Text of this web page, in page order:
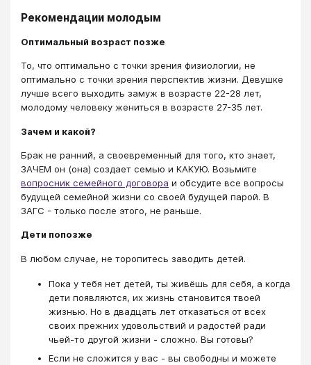
Рекомендации молодым
Оптимальный возраст позже
То, что оптимально с точки зрения физиологии, не
оптимально с точки зрения перспектив жизни. Девушке
лучше всего выходить замуж в возрасте 22-28 лет,
молодому человеку жениться в возрасте 27-35 лет.
Зачем и какой?
Брак не ранний, а своевременный для того, кто знает,
ЗАЧЕМ он (она) создает семью и КАКУЮ. Возьмите
вопросник семейного договора и обсудите все вопросы
будущей семейной жизни со своей будущей парой. В
ЗАГС - только после этого, не раньше.
Дети попозже
В любом случае, не торопитесь заводить детей.
Пока у тебя нет детей, ты живёшь для себя, а когда
дети появляются, их жизнь становится твоей
жизнью. Но в двадцать лет отказаться от всех
своих прежних удовольствий и радостей ради
чьей-то другой жизни - сложно. Вы готовы?
Если не сложится у вас - вы свободны и можете